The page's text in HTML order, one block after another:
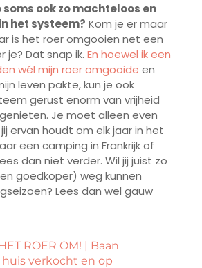
soms ook zo machteloos en
het systeem? Kom je er maar
is het roer omgooien net een
je? Dat snap ik. En hoewel ik een
wél mijn roer omgooide en
leven pakte, kun je ook
gerust enorm van vrijheid
Je moet alleen even
ervan houdt om elk jaar in het
een camping in Frankrijk of
dan niet verder. Wil jij juist zo
goedkoper) weg kunnen
Lees dan wel gauw
ROER OM! | Baan
verkocht en op